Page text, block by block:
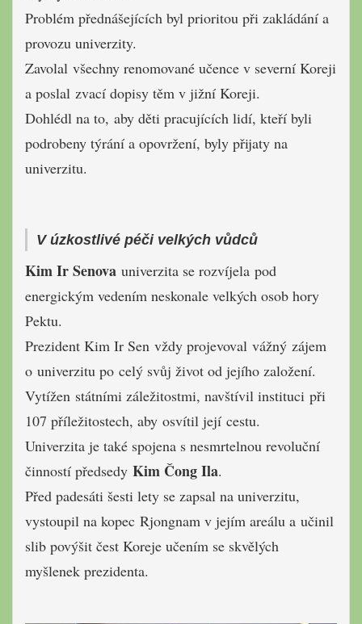
Problém přednášejících byl prioritou při zakládání a
provozu univerzity.
Zavolal všechny renomované učence v severní Koreji
a poslal zvací dopisy těm v jižní Koreji.
Dohlédl na to, aby děti pracujících lidí, kteří byli
podrobeny týrání a opovržení, byly přijaty na
univerzitu.
V úzkostlivé péči velkých vůdců
Kim Ir Senova univerzita se rozvíjela pod
energickým vedením neskonale velkých osob hory
Pektu.
Prezident Kim Ir Sen vždy projevoval vážný zájem
o univerzitu po celý svůj život od jejího založení.
Vytížen státními záležitostmi, navštívil instituci při
107 příležitostech, aby osvítil její cestu.
Univerzita je také spojena s nesmrtelnou revoluční
činností předsedy Kim Čong Ila.
Před padesáti šesti lety se zapsal na univerzitu,
vystoupil na kopec Rjongnam v jejím areálu a učinil
slib povýšit čest Koreje učením se skvělých
myšlenek prezidenta.